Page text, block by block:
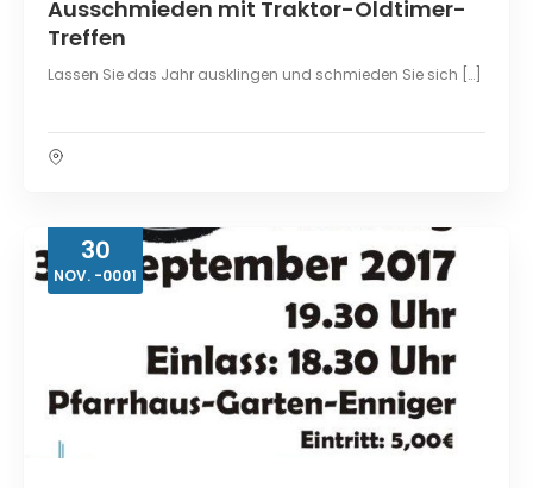
Ausschmieden mit Traktor-Oldtimer-
Treffen
Lassen Sie das Jahr ausklingen und schmieden Sie sich […]
30
NOV. -0001